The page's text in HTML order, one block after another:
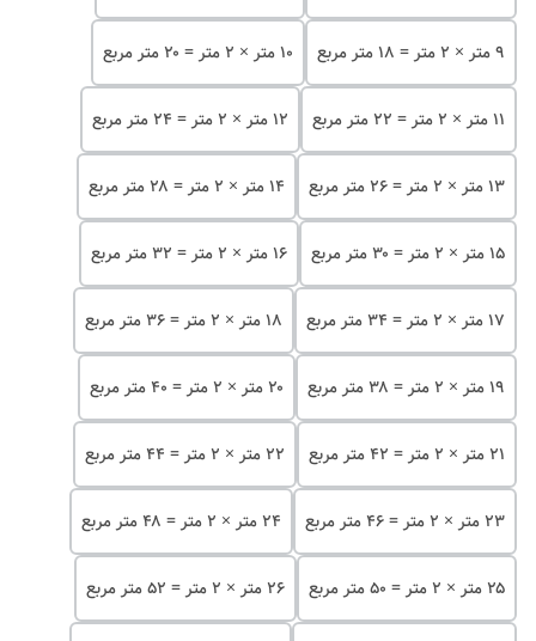
۹ متر × ۲ متر = ۱۸ متر مربع ۱۰ متر × ۲ متر = ۲۰ متر مربع
۱۱ متر × ۲ متر = ۲۲ متر مربع ۱۲ متر × ۲ متر = ۲۴ متر مربع
۱۳ متر × ۲ متر = ۲۶ متر مربع ۱۴ متر × ۲ متر = ۲۸ متر مربع
۱۵ متر × ۲ متر = ۳۰ متر مربع ۱۶ متر × ۲ متر = ۳۲ متر مربع
۱۷ متر × ۲ متر = ۳۴ متر مربع ۱۸ متر × ۲ متر = ۳۶ متر مربع
۱۹ متر × ۲ متر = ۳۸ متر مربع ۲۰ متر × ۲ متر = ۴۰ متر مربع
۲۱ متر × ۲ متر = ۴۲ متر مربع ۲۲ متر × ۲ متر = ۴۴ متر مربع
۲۳ متر × ۲ متر = ۴۶ متر مربع ۲۴ متر × ۲ متر = ۴۸ متر مربع
۲۵ متر × ۲ متر = ۵۰ متر مربع ۲۶ متر × ۲ متر = ۵۲ متر مربع